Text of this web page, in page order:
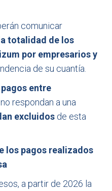
comunicar
totalidad de los
por empresarios y
de su cuantía.
entre
respondan a una
excluidos de esta
los pagos realizados
a partir de 2026 la